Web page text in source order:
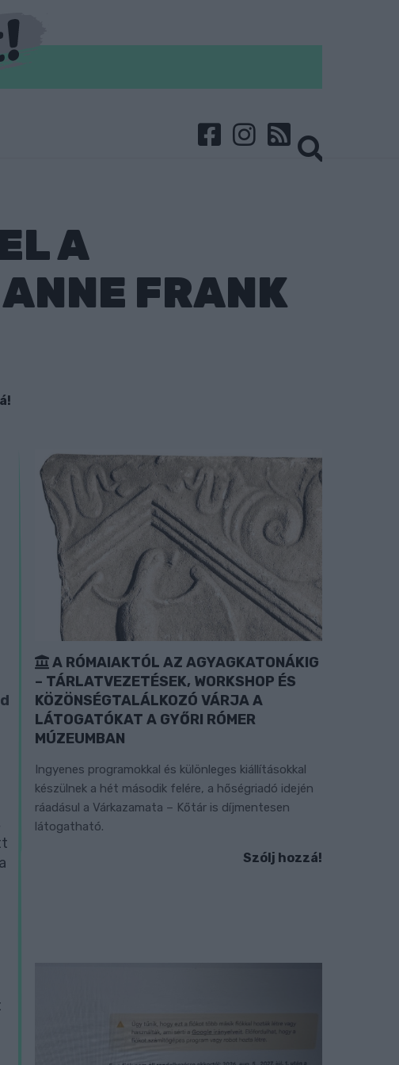
A
FRANK
A RÓMAIAKTÓL AZ AGYAGKATONÁKIG
– TÁRLATVEZETÉSEK, WORKSHOP ÉS
KÖZÖNSÉGTALÁLKOZÓ VÁRJA A
LÁTOGATÓKAT A GYŐRI RÓMER
MÚZEUMBAN
Ingyenes programokkal és különleges kiállításokkal
készülnek a hét második felére, a hőségriadó idején
ráadásul a Várkazamata – Kőtár is díjmentesen
látogatható.
Szólj hozzá!